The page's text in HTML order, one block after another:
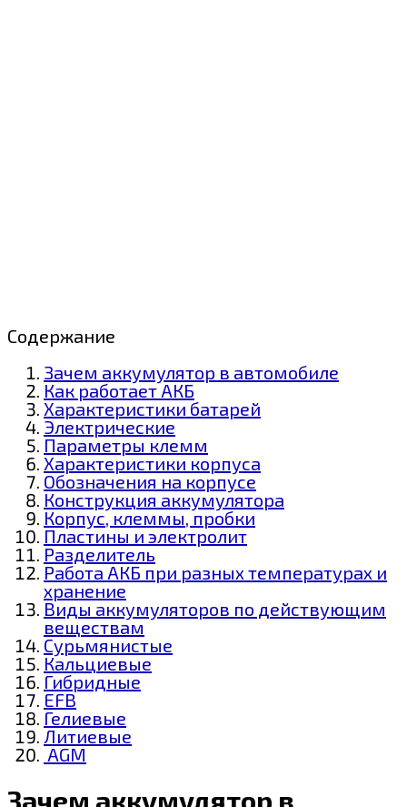
Содержание
Зачем аккумулятор в автомобиле
Как работает АКБ
Характеристики батарей
Электрические
Параметры клемм
Характеристики корпуса
Обозначения на корпусе
Конструкция аккумулятора
Корпус, клеммы, пробки
Пластины и электролит
Разделитель
Работа АКБ при разных температурах и
хранение
Виды аккумуляторов по действующим
веществам
Сурьмянистые
Кальциевые
Гибридные
EFB
Гелиевые
Литиевые
AGM
Зачем аккумулятор в